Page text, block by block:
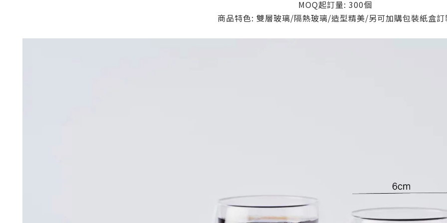
MOQ起訂量: 300個
商品特色: 雙層玻璃/隔熱玻璃/造型精美/另可加購包裝紙盒訂